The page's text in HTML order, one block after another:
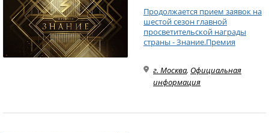
Продолжается прием заявок на
шестой сезон главной
просветительской награды
страны - Знание.Премия
г. Москва, Официальная
информация